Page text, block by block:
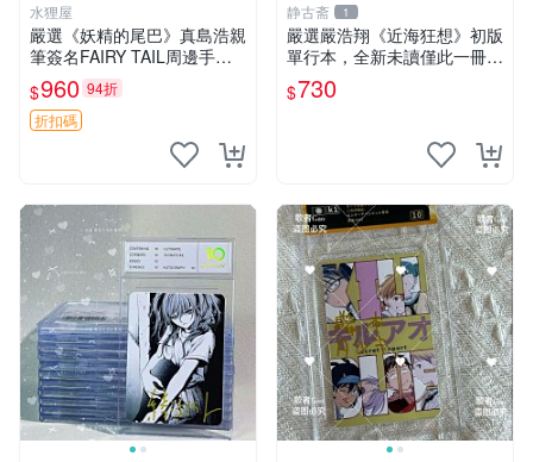
水狸屋
嚴選《妖精的尾巴》真島浩親
筆簽名FAIRY TAIL周邊手寫
限量收藏 尺寸3寸 日本回憶
版中古 妖精的尾巴 周邊 FAIR
Y_TAIL
$960 94折
折扣碼
静古斋 1
嚴選嚴浩翔《近海狂想》初版
單行本，全新未讀僅此一冊
近海狂想 嚴浩翔 初版單行本
$730